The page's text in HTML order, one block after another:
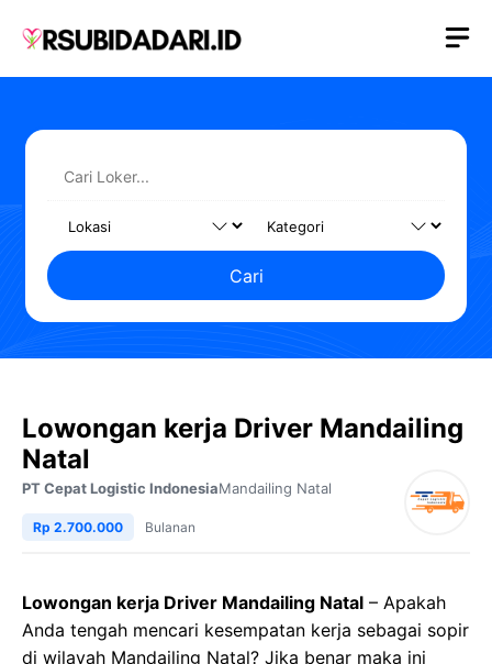
Cari
Lowongan kerja Driver Mandailing
Natal
PT Cepat Logistic IndonesiaMandailing Natal
Rp 2.700.000 Bulanan
Lowongan kerja Driver Mandailing Natal – Apakah
Anda tengah mencari kesempatan kerja sebagai sopir
di wilayah Mandailing Natal? Jika benar maka ini